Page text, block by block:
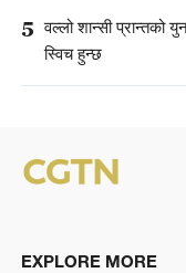
5 वल्लो शान्सी प्रान्तको
स्विच हुन्छ
EXPLORE MORE